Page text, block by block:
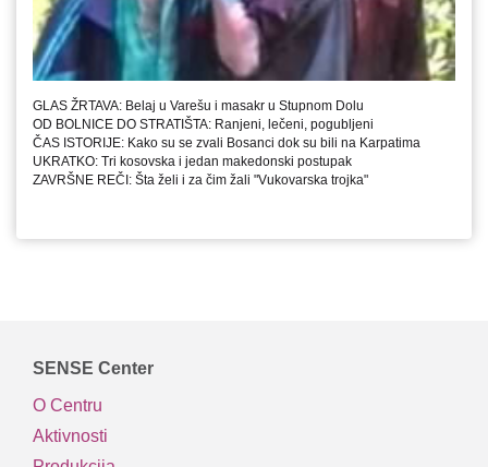
GLAS ŽRTAVA: Belaj u Varešu i masakr u Stupnom Dolu
OD BOLNICE DO STRATIŠTA: Ranjeni, lečeni, pogubljeni
ČAS ISTORIJE: Kako su se zvali Bosanci dok su bili na Karpatima
UKRATKO: Tri kosovska i jedan makedonski postupak
ZAVRŠNE REČI: Šta želi i za čim žali "Vukovarska trojka"
SENSE Center
O Centru
Aktivnosti